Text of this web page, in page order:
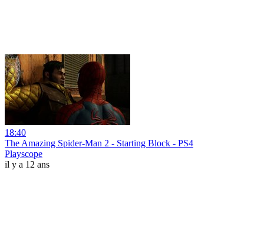
18:40
The Amazing Spider-Man 2 - Starting Block - PS4
Playscope
il y a 12 ans